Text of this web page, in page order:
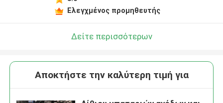
Ελεγχμένος προμηθευτής
Δείτε περισσότερων
Αποκτήστε την καλύτερη τιμή για